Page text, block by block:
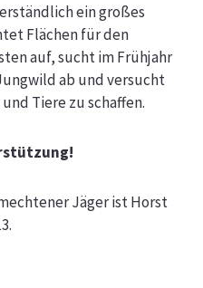
ein großes
Flächen für den
auf, sucht im Frühjahr
ab undversucht
Tiere zu schaffen.
Jäger ist Horst